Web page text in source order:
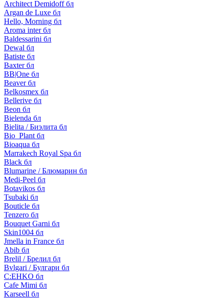
Architect Demidoff бл
Argan de Luxe бл
Hello, Morning бл
Aroma inter бл
Baldessarini бл
Dewal бл
Batiste бл
Baxter бл
BB|One бл
Beaver бл
Belkosmex бл
Bellerive бл
Beon бл
Bielenda бл
Bielita / Биэлита бл
Bio_Plant бл
Bioaqua бл
Marrakech Royal Spa бл
Black бл
Blumarine / Блюмарин бл
Medi-Peel бл
Botavikos бл
Tsubaki бл
Bouticle бл
Tenzero бл
Bouquet Garni бл
Skin1004 бл
Jmella in France бл
Abib бл
Brelil / Брелил бл
Bvlgari / Булгари бл
C:EHKO бл
Cafe Mimi бл
Karseell бл